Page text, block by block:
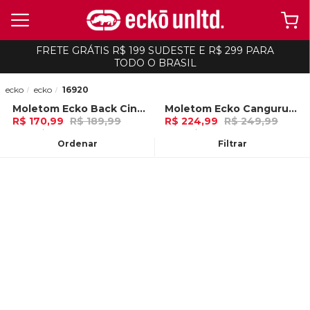
FRETE GRÁTIS R$ 199 SUDESTE E R$ 299 PARA
TODO O BRASIL
Ordenar Filtrar
ecko ecko 16920
-10%Moletom Ecko Back Cinza Mescla
R$ 170,99 R$ 189,99
5x de R$ 34,19 Ou
-10%Moletom Ecko Canguru Fechado Vermelha
R$ 224,99 R$ 249,99
7x de R$ 32,14 Ou